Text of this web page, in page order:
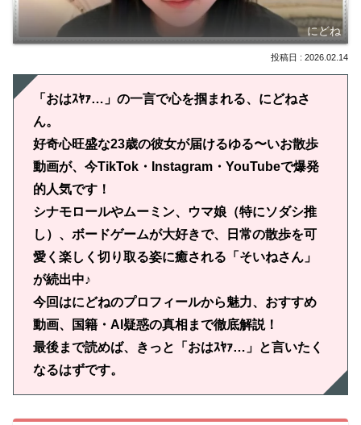
にどね
2026.02.14
「おはｽﾔｧ…」の一言で心を掴まれる、にどねさ
ん。
好奇心旺盛な23歳の彼女が届けるゆる〜いお散歩
動画が、今TikTok・Instagram・YouTubeで爆発
的人気です！
シナモロールやムーミン、ウマ娘（特にソダシ推
し）、ボードゲームが大好きで、日常の散歩を可
愛く楽しく切り取る姿に癒される「そいねさん」
が続出中♪
今回はにどねのプロフィールから魅力、おすすめ
動画、国籍・AI疑惑の真相まで徹底解説！
最後まで読めば、きっと「おはｽﾔｧ…」と言いたく
なるはずです。